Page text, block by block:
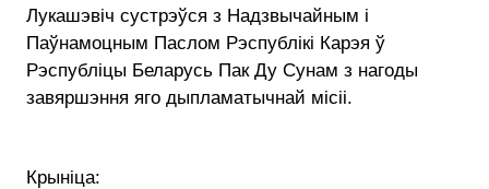
Лукашэвіч сустрэўся з Надзвычайным і
Паўнамоцным Паслом Рэспублікі Карэя ў
Рэспубліцы Беларусь Пак Ду Сунам з нагоды
завяршэння яго дыпламатычнай місіі.
Крыніца: